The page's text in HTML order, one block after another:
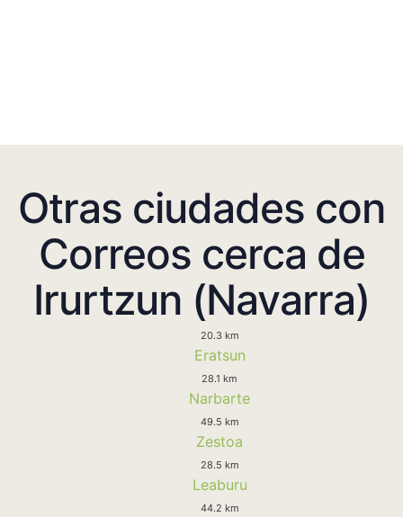
Otras ciudades con
Correos cerca de
Irurtzun (Navarra)
20.3 km
Eratsun
28.1 km
Narbarte
49.5 km
Zestoa
28.5 km
Leaburu
44.2 km